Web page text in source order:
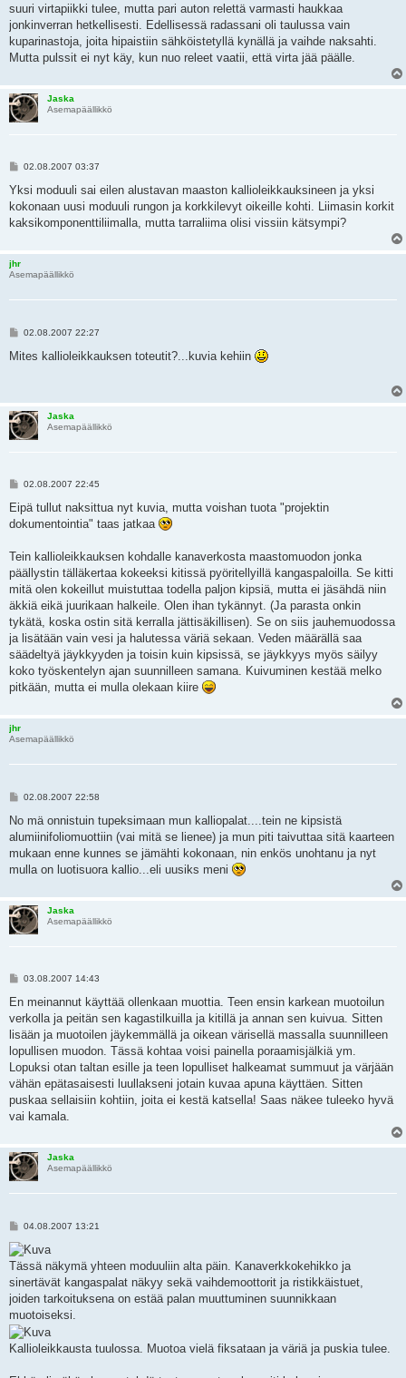
suuri virtapiikki tulee, mutta pari auton relettä varmasti haukkaa
jonkinverran hetkellisesti. Edellisessä radassani oli taulussa vain
kuparinastoja, joita hipaistiin sähköistetyllä kynällä ja vaihde naksahti.
Mutta pulssit ei nyt käy, kun nuo releet vaatii, että virta jää päälle.
Jaska
Asemapäällikkö
V
e
t
i
02.08.2007 03:37
Yksi moduuli sai eilen alustavan maaston kallioleikkauksineen ja yksi
kokonaan uusi moduuli rungon ja korkkilevyt oikeille kohti. Liimasin korkit
kaksikomponenttiliimalla, mutta tarraliima olisi vissiin kätsympi?
jhr
Asemapäällikkö
V
e
02.08.2007 22:27
Mites kallioleikkauksen toteutit?...kuvia kehiin
Jaska
Asemapäällikkö
V
e
s
t
02.08.2007 22:45
Eipä tullut naksittua nyt kuvia, mutta voishan tuota "projektin
dokumentointia" taas jatkaa
Tein kallioleikkauksen kohdalle kanaverkosta maastomuodon jonka
päällystin tälläkertaa kokeeksi kitissä pyöritellyillä kangaspaloilla. Se kitti
mitä olen kokeillut muistuttaa todella paljon kipsiä, mutta ei jäsähdä niin
äkkiä eikä juurikaan halkeile. Olen ihan tykännyt. (Ja parasta onkin
tykätä, koska ostin sitä kerralla jättisäkillisen). Se on siis jauhemuodossa
ja lisätään vain vesi ja halutessa väriä sekaan. Veden määrällä saa
säädeltyä jäykkyyden ja toisin kuin kipsissä, se jäykkyys myös säilyy
koko työskentelyn ajan suunnilleen samana. Kuivuminen kestää melko
pitkään, mutta ei mulla olekaan kiire
jhr
Asemapäällikkö
V
e
t
i
02.08.2007 22:58
No mä onnistuin tupeksimaan mun kalliopalat....tein ne kipsistä
alumiinifoliomuottiin (vai mitä se lienee) ja mun piti taivuttaa sitä kaarteen
mukaan enne kunnes se jämähti kokonaan, nin enkös unohtanu ja nyt
mulla on luotisuora kallio...eli uusiks meni
Jaska
Asemapäällikkö
V
e
t
i
03.08.2007 14:43
En meinannut käyttää ollenkaan muottia. Teen ensin karkean muotoilun
verkolla ja peitän sen kagastilkuilla ja kitillä ja annan sen kuivua. Sitten
lisään ja muotoilen jäykemmällä ja oikean värisellä massalla suunnilleen
lopullisen muodon. Tässä kohtaa voisi painella poraamisjälkiä ym.
Lopuksi otan taltan esille ja teen lopulliset halkeamat summuut ja värjään
vähän epätasaisesti luullakseni jotain kuvaa apuna käyttäen. Sitten
puskaa sellaisiin kohtiin, joita ei kestä katsella! Saas näkee tuleeko hyvä
vai kamala.
Jaska
Asemapäällikkö
V
e
s
t
i
04.08.2007 13:21
Tässä näkymä yhteen moduuliin alta päin. Kanaverkkokehikko ja
sinertävät kangaspalat näkyy sekä vaihdemoottorit ja ristikkäistuet,
joiden tarkoituksena on estää palan muuttuminen suunnikkaan
muotoiseksi.
Kallioleikkausta tuulossa. Muotoa vielä fiksataan ja väriä ja puskia tulee.